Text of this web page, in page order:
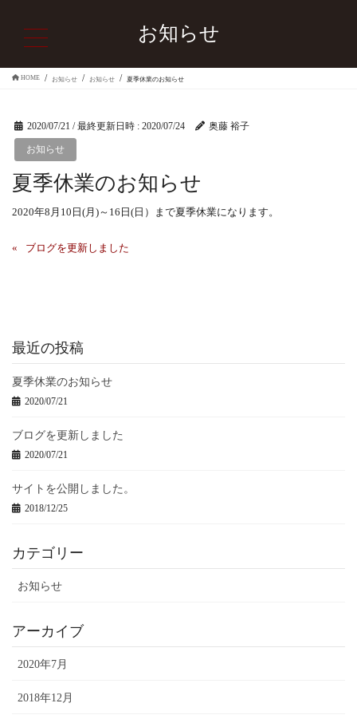
お知らせ
HOME お知らせ お知らせ 夏季休業のお知らせ
2020/07/21 / 最終更新日時 : 2020/07/24 奥藤 裕子
お知らせ
夏季休業のお知らせ
2020年8月10日(月)～16日(日）まで夏季休業になります。
ブログを更新しました
最近の投稿
夏季休業のお知らせ
2020/07/21
ブログを更新しました
2020/07/21
サイトを公開しました。
2018/12/25
カテゴリー
お知らせ
アーカイブ
2020年7月
2018年12月